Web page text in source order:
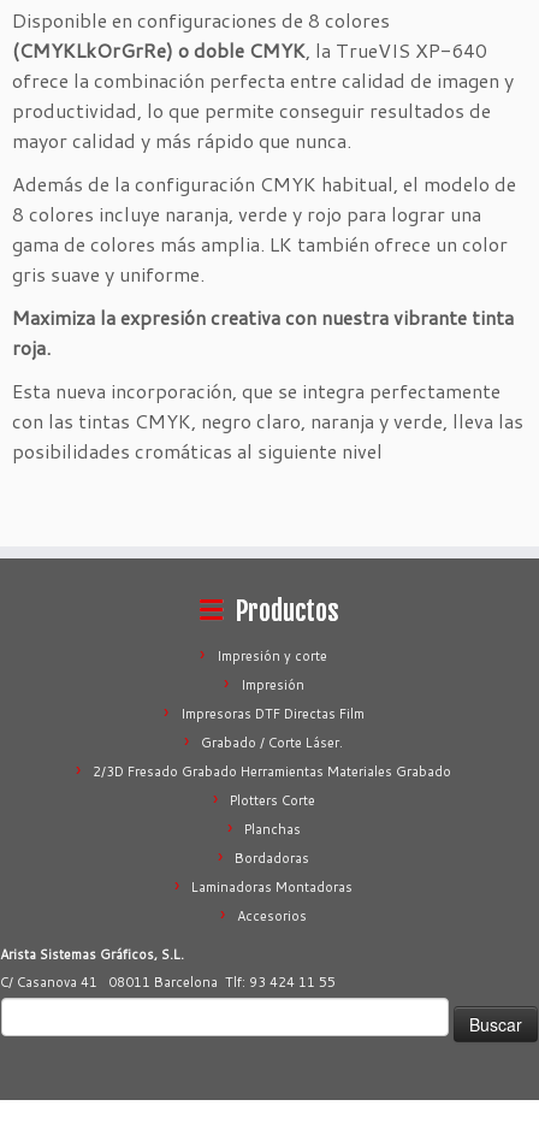
Disponible en configuraciones de 8 colores
(CMYKLkOrGrRe) o doble CMYK, la TrueVIS XP-640
ofrece la combinación perfecta entre calidad de imagen y
productividad, lo que permite conseguir resultados de
mayor calidad y más rápido que nunca.
Además de la configuración CMYK habitual, el modelo de
8 colores incluye naranja, verde y rojo para lograr una
gama de colores más amplia. LK también ofrece un color
gris suave y uniforme.
Maximiza la expresión creativa con nuestra vibrante tinta
roja.
Esta nueva incorporación, que se integra perfectamente
con las tintas CMYK, negro claro, naranja y verde, lleva las
posibilidades cromáticas al siguiente nivel
Productos
Impresión y corte
Impresión
Impresoras DTF Directas Film
Grabado / Corte Láser.
2/3D Fresado Grabado Herramientas Materiales Grabado
Plotters Corte
Planchas
Bordadoras
Laminadoras Montadoras
Accesorios
Arista Sistemas Gráficos, S.L.
C/ Casanova 41 08011 Barcelona Tlf: 93 424 11 55